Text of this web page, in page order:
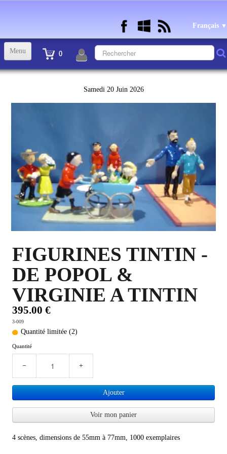
Français ▼
0
Menu
ANDRE FRANQUIN OBJETS ET VETEMENTS▼
BECASSINE OU BETTY BOOP OBJETS ET VETEMENTS▼
TEX AVERY OBJETS ET VETEMENTS▼
WARNER OBJETS ET VETEMENTS▼
PLUS D'OBJETS ET VETEMENTS BD▼
IDEES CADEAUX ET PLUS▼
BYZANCE▼
Samedi 20 Juin 2026
FIGURINES TINTIN -
DE POPOL &
VIRGINIE A TINTIN
395.00 €
3-009
Quantité limitée (2)
Quantité
− +
Ajouter
Voir mon panier
4 scènes, dimensions de 55mm à 77mm, 1000 exemplaires